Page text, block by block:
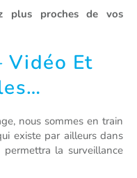
plus proches de vos
Vidéo Et
nous sommes en train
existe par ailleurs dans
permettra la surveillance